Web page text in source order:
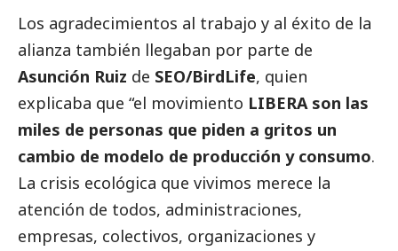
Los agradecimientos al trabajo y al éxito de la
alianza también llegaban por parte de
Asunción Ruiz de SEO/BirdLife, quien
explicaba que “el movimiento LIBERA son las
miles de personas que piden a gritos un
cambio de modelo de producción y consumo.
La crisis ecológica que vivimos merece la
atención de todos, administraciones,
empresas, colectivos, organizaciones y